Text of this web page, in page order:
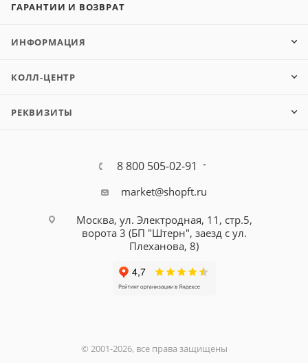
ГАРАНТИИ И ВОЗВРАТ
ИНФОРМАЦИЯ
КОЛЛ-ЦЕНТР
РЕКВИЗИТЫ
8 800 505-02-91
market@shopft.ru
Москва, ул. Электродная, 11, стр.5,
ворота 3 (БП "Штерн", заезд с ул.
Плеханова, 8)
© 2001-2026, все права защищены